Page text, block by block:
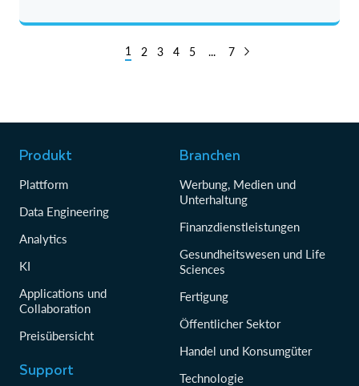
1 2 3 4 5 ... 7
Produkt
Plattform
Data Engineering
Analytics
KI
Applications und
Collaboration
Preisübersicht
Support
Branchen
Werbung, Medien und
Unterhaltung
Finanzdienstleistungen
Gesundheitswesen und Life
Sciences
Fertigung
Öffentlicher Sektor
Handel und Konsumgüter
Technologie